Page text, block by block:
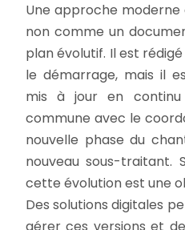
Une approche moderne
non comme un
plan évolutif. Il est
le démarrage, mais il
mis à jour en
commune avec le
nouvelle phase du
nouveau sous-traitant.
cette évolution est une
Des solutions digitales